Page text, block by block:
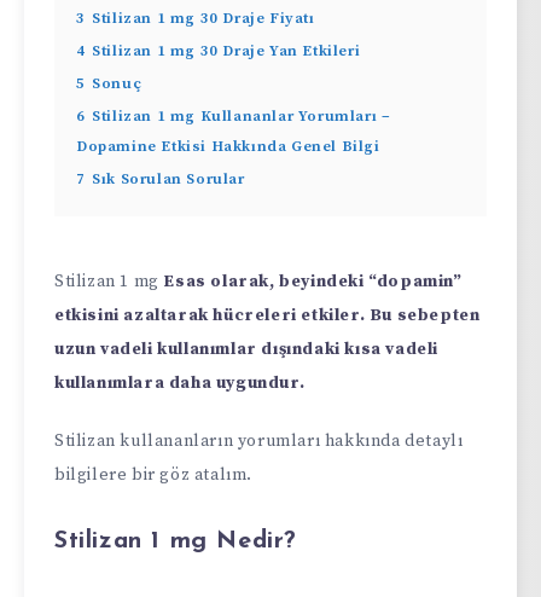
3 Stilizan 1 mg 30 Draje Fiyatı
4 Stilizan 1 mg 30 Draje Yan Etkileri
5 Sonuç
6 Stilizan 1 mg Kullananlar Yorumları –
Dopamine Etkisi Hakkında Genel Bilgi
7 Sık Sorulan Sorular
Stilizan 1 mg Esas olarak, beyindeki “dopamin”
etkisini azaltarak hücreleri etkiler. Bu sebepten
uzun vadeli kullanımlar dışındaki kısa vadeli
kullanımlara daha uygundur.
Stilizan kullananların yorumları hakkında detaylı
bilgilere bir göz atalım.
Stilizan 1 mg Nedir?